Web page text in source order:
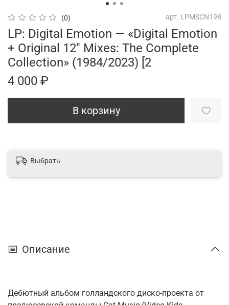
(0) арт. LPMSCN198
LP: Digital Emotion — «Digital Emotion
+ Original 12" Mixes: The Complete
Collection» (1984/2023) [2
4 000 ₽
В корзину
Выбрать
Описание
Дебютный альбом голландского диско-проекта от